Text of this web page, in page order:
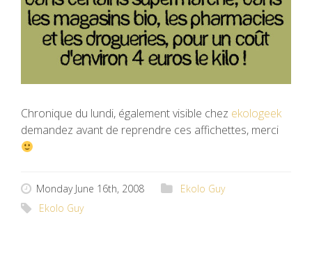
Chronique du lundi, également visible chez ekologeek
demandez avant de reprendre ces affichettes, merci
Monday June 16th, 2008
Ekolo Guy
Ekolo Guy